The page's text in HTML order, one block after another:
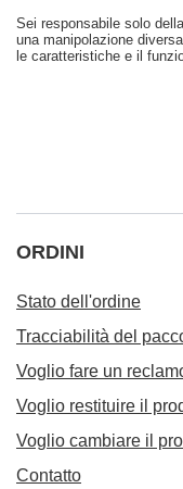
Sei responsabile solo
una manipolazione
le caratteristiche e il
ORDINI
Stato dell'ordine
Tracciabilità del
Voglio fare un
Voglio restituire il
Voglio cambiare il
Contatto